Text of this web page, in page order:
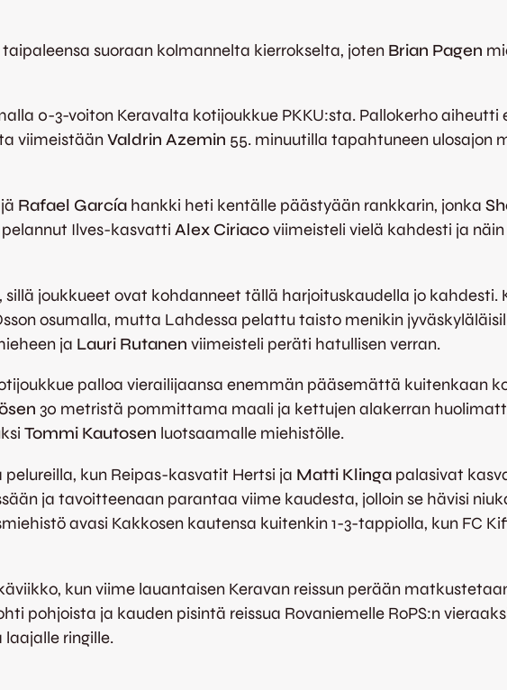
suoraan kolmannelta kierrokselta, joten Brian Pagen
0-3-voiton Keravalta kotijoukkue PKKU:sta. Pallokerho aiheutti
viimeistäänValdrin Azemin 55. minuutilla tapahtuneen ulosajon
Rafael García hankki heti kentälle päästyään rankkarin, jonka
Ilves-kasvatti Alex Ciriacoviimeisteli vielä kahdesti ja
joukkueet ovat kohdanneet tällä harjoituskaudella jo
osumalla, mutta Lahdessa pelattu taisto menikin
ja Lauri Rutanen viimeisteli peräti hatullisen verran.
palloa vierailijaansa enemmän pääsemättä kuitenkaan
30 metristä pommittama maali ja kettujen alakerran
Tommi Kautosen luotsaamalle miehistölle.
kun Reipas-kasvatit Hertsi ja Matti Klinga palasivat
ja tavoitteenaan parantaa viime kaudesta, jolloin se hävisi
avasi Kakkosen kautensa kuitenkin 1-3-tappiolla, kun FC
kun viime lauantaisen Keravan reissun perään
pohjoista ja kauden pisintä reissua Rovaniemelle RoPS:n
ringille.